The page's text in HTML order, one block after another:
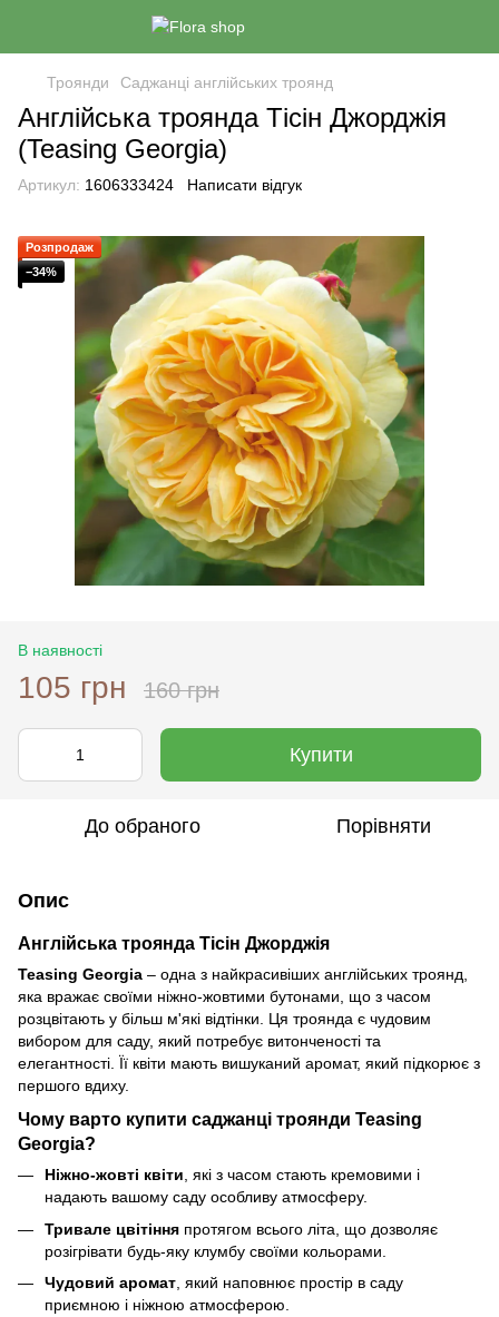
Троянди Саджанці англійських троянд
Англійська троянда Тісін Джорджія
(Teasing Georgia)
Артикул: 1606333424 Написати відгук
Розпродаж
−34%
В наявності
105 грн 160 грн
Купити
До обраного Порівняти
Опис
Англійська троянда Тісін Джорджія
Teasing Georgia – одна з найкрасивіших англійських троянд,
яка вражає своїми ніжно-жовтими бутонами, що з часом
розцвітають у більш м'які відтінки. Ця троянда є чудовим
вибором для саду, який потребує витонченості та
елегантності. Її квіти мають вишуканий аромат, який підкорює з
першого вдиху.
Чому варто купити саджанці троянди Teasing
Georgia?
Ніжно-жовті квіти, які з часом стають кремовими і
надають вашому саду особливу атмосферу.
Тривале цвітіння протягом всього літа, що дозволяє
розігрівати будь-яку клумбу своїми кольорами.
Чудовий аромат , який наповнює простір в саду
приємною і ніжною атмосферою.